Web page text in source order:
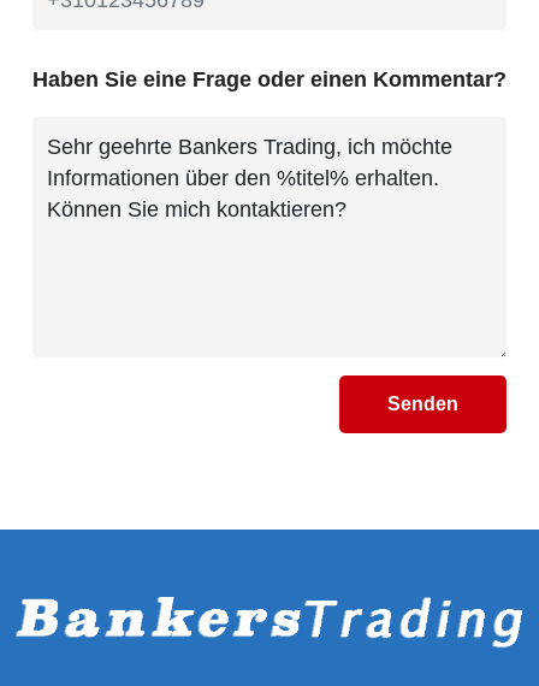
Haben Sie eine Frage oder einen Kommentar?
Senden